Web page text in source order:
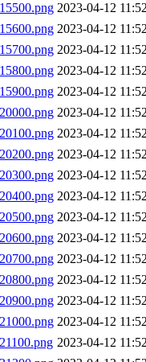
2023-04-12
2023-04-12
2023-04-12
2023-04-12
2023-04-12
2023-04-12
2023-04-12
2023-04-12
2023-04-12
2023-04-12
2023-04-12
2023-04-12
2023-04-12
2023-04-12
2023-04-12
2023-04-12
2023-04-12